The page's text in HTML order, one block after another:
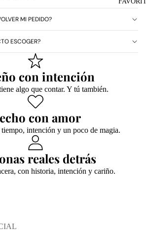
MI PEDIDO?
ESCOGER?
con intención
algo que contar. Y tú también.
con amor
intención y un poco de magia.
reales detrás
con historia, intención y cariño.